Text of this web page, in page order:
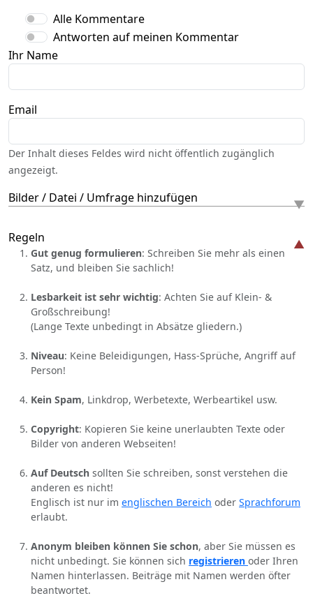
Alle Kommentare
Antworten auf meinen Kommentar
Ihr Name
Email
Der Inhalt dieses Feldes wird nicht öffentlich zugänglich
angezeigt.
Bilder / Datei / Umfrage hinzufügen
Regeln
Gut genug formulieren: Schreiben Sie mehr als einen
Satz, und bleiben Sie sachlich!
Lesbarkeit ist sehr wichtig: Achten Sie auf Klein- &
Großschreibung!
(Lange Texte unbedingt in Absätze gliedern.)
Niveau: Keine Beleidigungen, Hass-Sprüche, Angriff auf
Person!
Kein Spam, Linkdrop, Werbetexte, Werbeartikel usw.
Copyright: Kopieren Sie keine unerlaubten Texte oder
Bilder von anderen Webseiten!
Auf Deutsch sollten Sie schreiben, sonst verstehen die
anderen es nicht!
Englisch ist nur im englischen Bereich oder Sprachforum
erlaubt.
Anonym bleiben können Sie schon, aber Sie müssen es
nicht unbedingt. Sie können sich registrieren oder Ihren
Namen hinterlassen. Beiträge mit Namen werden öfter
beantwortet.